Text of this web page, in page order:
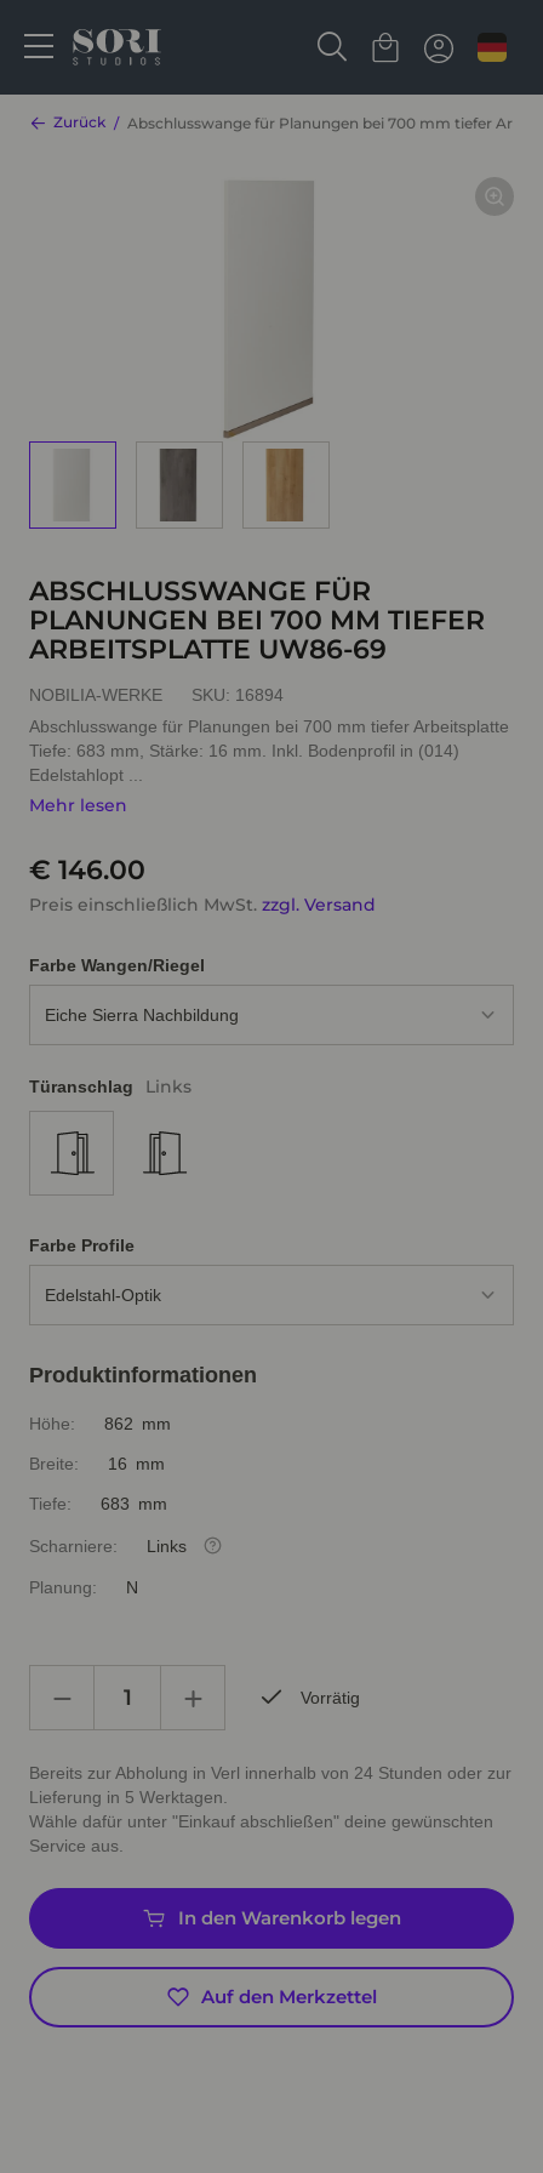
Zurück Abschlusswange für Planungen bei 700 mm tiefer
ABSCHLUSSWANGE FÜR
PLANUNGEN BEI 700 MM TIEFER
ARBEITSPLATTE UW86-69
NOBILIA-WERKE SKU: 16894
Abschlusswange für Planungen bei 700 mm tiefer Arbeitsplatte
Tiefe: 683 mm, Stärke: 16 mm. Inkl. Bodenprofil in (014)
Edelstahlopt ...
Mehr lesen
€ 146.00
Preis einschließlich MwSt. zzgl. Versand
Farbe Wangen/Riegel
Eiche Sierra Nachbildung
Türanschlag Links
Farbe Profile
Edelstahl-Optik
Produktinformationen
Höhe: 862 mm
Breite: 16 mm
Tiefe: 683 mm
Scharniere: Links
Planung: N
Vorrätig
Bereits zur Abholung in Verl innerhalb von 24 Stunden oder zur
Lieferung in 5 Werktagen.
Wähle dafür unter "Einkauf abschließen" deine gewünschten
Service aus.
In den Warenkorb legen
Auf den Merkzettel